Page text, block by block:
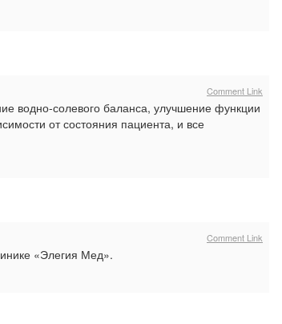
Comment Link
водно-солевого баланса, улучшение функции
от состояния пациента, и все
Comment Link
«Элегия Мед».